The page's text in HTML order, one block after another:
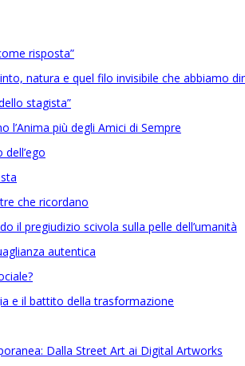
risposta”
natura e quel filo invisibile che abbiamo
stagista”
l’Anima più degli Amici di Sempre
che ricordano
il pregiudizio scivola sulla pelle dell’umanità
autentica
e il battito della trasformazione
Dalla Street Art ai Digital Artworks